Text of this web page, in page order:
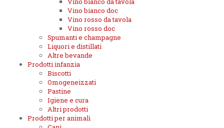
Vino bianco doc
Vino rosso da tavola
Vino rosso doc
Spumanti e champagne
Liquori e distillati
Altre bevande
Prodotti infanzia
Biscotti
Omogeneizzati
Pastine
Igiene e cura
Altri prodotti
Prodotti per animali